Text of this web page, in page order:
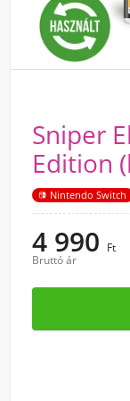
Sniper
Edition
Nintendo Switch
4 990 Ft
Bruttó ár